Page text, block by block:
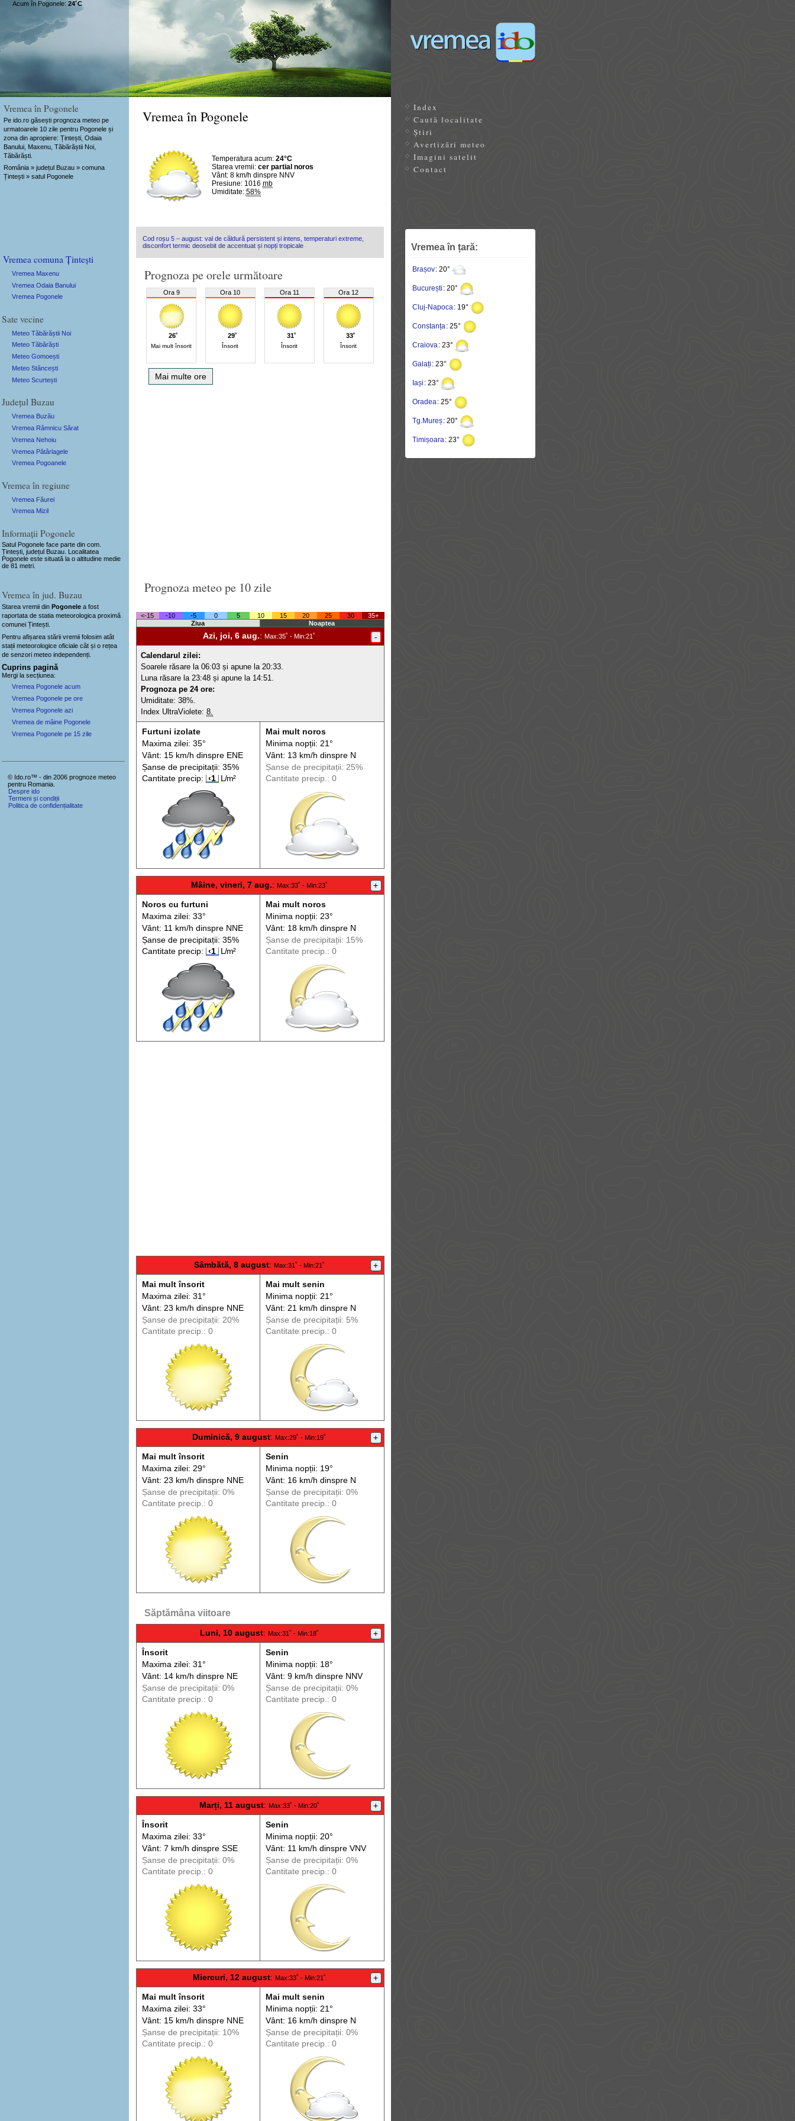
Vremea în Pogonele
Pe ido.ro găsești prognoza meteo pe
urmatoarele 10 zile pentru Pogonele și
zona din apropiere: Țintești, Odaia
Banului, Maxenu, Tăbărăștii Noi,
Tăbărăști.
România » județul Buzau » comuna
Țintești » satul Pogonele
Vremea în Pogonele
Temperatura acum: 24°C
Starea vremii: cer partial noros
Vânt: 8 km/h dinspre NNV
Presiune: 1016 mb
Umiditate: 58%
Acum în Pogonele: 24˚C
Cod roșu 5 – august: val de căldură persistent și intens, temperaturi extreme,
disconfort termic deosebit de accentuat și nopți tropicale
Prognoza pe orele următoare
Ora 9
26˚
Mai mult însorit
Ora 10
29˚
Însorit
Ora 11
31˚
Însorit
Ora 12
33˚
Însorit
Mai multe ore
Prognoza meteo pe 10 zile
<-15 -10 -5 0 5 10 15 20 25 30
35+
Ziua
Noaptea
Azi, joi, 6 aug.:Max:35˚ - Min:21˚ -
Calendarul zilei:
Soarele răsare la 06:03 și apune la 20:33.
Luna răsare la 23:48 și apune la 14:51.
Prognoza pe 24 ore:
Umiditate: 38%.
Index UltraViolete:8.
Furtuni izolate
Maxima zilei: 35°
Vânt: 15 km/h dinspreENE
Șanse de precipitații: 35%
Cantitate precip:
‹1 L/m²
Mai mult noros
Minima nopții: 21°
Vânt: 13 km/h dinspreN
Șanse de precipitații: 25%
Cantitate precip.: 0
Mâine, vineri, 7 aug.: Max:33˚ - Min:23˚ +
Noros cu furtuni
Maxima zilei: 33°
Vânt: 11 km/h dinspreNNE
Șanse de precipitații: 35%
Cantitate precip:
‹1 L/m²
Mai mult noros
Minima nopții: 23°
Vânt: 18 km/h dinspreN
Șanse de precipitații: 15%
Cantitate precip.: 0
Sâmbătă, 8 august: Max:31˚ - Min:21˚ +
Mai mult însorit
Maxima zilei: 31°
Vânt: 23 km/h dinspreNNE
Șanse de precipitații: 20%
Cantitate precip.: 0
Mai mult senin
Minima nopții: 21°
Vânt: 21 km/h dinspreN
Șanse de precipitații: 5%
Cantitate precip.: 0
Duminică, 9 august: Max:29˚ - Min:19˚ +
Mai mult însorit
Maxima zilei: 29°
Vânt: 23 km/h dinspreNNE
Șanse de precipitații: 0%
Cantitate precip.: 0
Senin
Minima nopții: 19°
Vânt: 16 km/h dinspreN
Șanse de precipitații: 0%
Cantitate precip.: 0
Săptămâna viitoare
Luni, 10 august: Max:31˚ - Min:18˚ +
Însorit
Maxima zilei: 31°
Vânt: 14 km/h dinspreNE
Șanse de precipitații: 0%
Cantitate precip.: 0
Senin
Minima nopții: 18°
Vânt: 9 km/h dinspreNNV
Șanse de precipitații: 0%
Cantitate precip.: 0
Marți, 11 august: Max:33˚ - Min:20˚ +
Însorit
Maxima zilei: 33°
Vânt: 7 km/h dinspreSSE
Șanse de precipitații: 0%
Cantitate precip.: 0
Senin
Minima nopții: 20°
Vânt: 11 km/h dinspreVNV
Șanse de precipitații: 0%
Cantitate precip.: 0
Miercuri, 12 august: Max:33˚ - Min:21˚ +
Mai mult însorit
Maxima zilei: 33°
Vânt: 15 km/h dinspreNNE
Șanse de precipitații: 10%
Cantitate precip.: 0
Mai mult senin
Minima nopții: 21°
Vânt: 16 km/h dinspreN
Șanse de precipitații: 0%
Cantitate precip.: 0
Index
Caută localitate
Știri
Avertizări meteo
Imagini satelit
Contact
Vremea în țară:
Brașov: 20°
București : 20°
Cluj-Napoca: 19°
Constanța: 25°
Craiova: 23°
Galați : 23°
Iași : 23°
Oradea: 25°
Tg.Mureș: 20°
Timișoara: 23°
Vremea comuna Țintești
Vremea Maxenu
Vremea Odaia Banului
Vremea Pogonele
Sate vecine
Meteo Tăbărăștii Noi
Meteo Tăbărăști
Meteo Gomoești
Meteo Stăncești
Meteo Scurtești
Județul Buzau
Vremea Buzău
Vremea Râmnicu Sărat
Vremea Nehoiu
Vremea Pătârlagele
Vremea Pogoanele
Vremea în regiune
Vremea Făurei
Vremea Mizil
Informații Pogonele
Satul Pogonele face parte din com.
Țintești, județul Buzau. Localitatea
Pogonele este situată la o altitudine medie
de 81 metri.
Vremea în jud. Buzau
Starea vremii din Pogonele a fost
raportata de statia meteorologica proximă
comunei Țintești.
Pentru afișarea stării vremii folosim atât
stații meteorologice oficiale cât și o rețea
de senzori meteoindependenți
Cuprins pagină
Mergi la secțiunea:
Vremea Pogonele acum
Vremea Pogonele pe ore
Vremea Pogonele azi
Vremea de mâine Pogonele
Vremea Pogonele pe 15 zile
© Ido.ro™ - din 2006 prognoze meteo
pentru Romania.
Despre ido
Termeni și condiții
Politica de confidențialitate